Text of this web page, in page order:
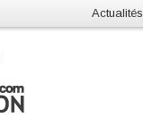
Actualités